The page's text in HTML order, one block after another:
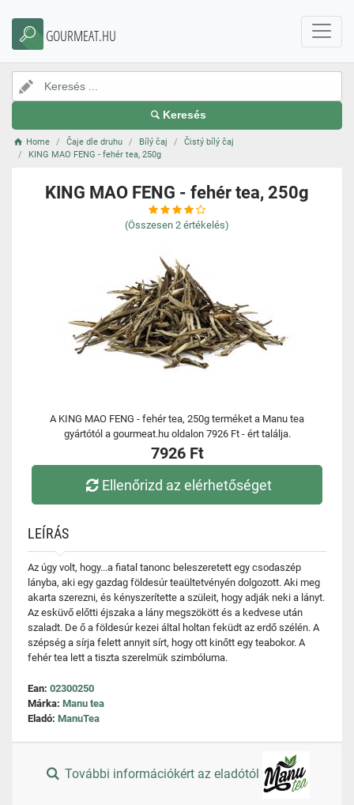
GOURMEAT.HU
Keresés
Home Čaje dle druhu Bílý čaj
Čistý bílý čaj
KING MAO FENG - fehér tea, 250g
KING MAO FENG - fehér tea, 250g
(Összesen 2 értékelés)
A KING MAO FENG - fehér tea, 250g terméket a Manu tea
gyártótól a gourmeat.hu oldalon 7926 Ft - ért találja.
7926 Ft
Ellenőrizd az elérhetőséget
LEÍRÁS
Az úgy volt, hogy...a fiatal tanonc beleszeretett egy csodaszép
lányba, aki egy gazdag földesúr teaültetvényén dolgozott. Aki meg
akarta szerezni, és kényszerítette a szüleit, hogy adják neki a lányt.
Az esküvő előtti éjszaka a lány megszökött és a kedvese után
szaladt. De ő a földesúr kezei által holtan feküdt az erdő szélén. A
szépség a sírja felett annyit sírt, hogy ott kinőtt egy teabokor. A
fehér tea lett a tiszta szerelmük szimbóluma.
Ean: 02300250
Márka: Manu tea
Eladó: ManuTea
További információkért az eladótól